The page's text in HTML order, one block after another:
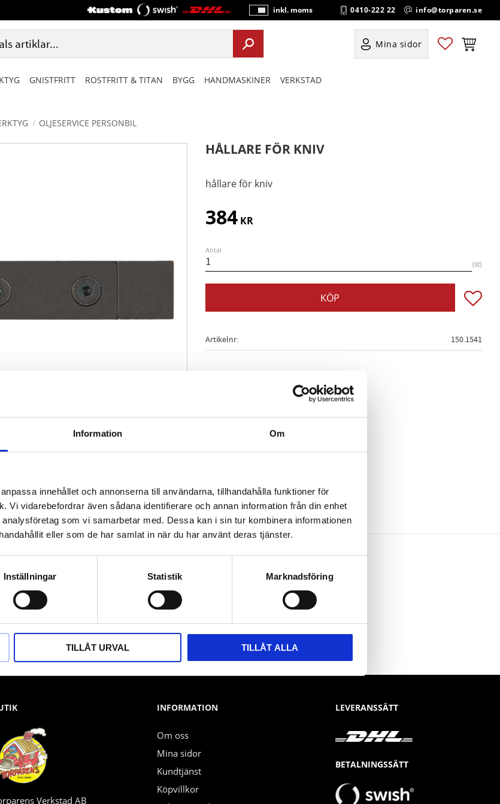
Information Om
innehållet och annonserna till användarna, tillhandahålla funktioner för
Vi vidarebefordrar även sådana identifierare och annan information från din enhet
som vi samarbetar med. Dessa kan i sin tur kombinera informationen
eller som de har samlat in när du har använt deras tjänster.
Inställningar Statistik Marknadsföring
TILLÅT URVAL TILLÅT ALLA
P
ri
s
e
vi
inkl. moms 0410-222 22 info@torparen.se
Mina sidor Favoriter
GNISTFRITT ROSTFRITT & TITAN BYGG HANDMASKINER VERKSTAD
OLJESERVICE PERSONBIL
HÅLLARE FÖR KNIV
hållare för kniv
384KR
Antal
st
KÖP Lägg
Artikelnr 150.1541
PRENUMERERA
Verkstad AB
INFORMATION
Om oss
Mina sidor
Kundtjänst
Köpvillkor
LEVERANSSÄTT
BETALNINGSSÄTT